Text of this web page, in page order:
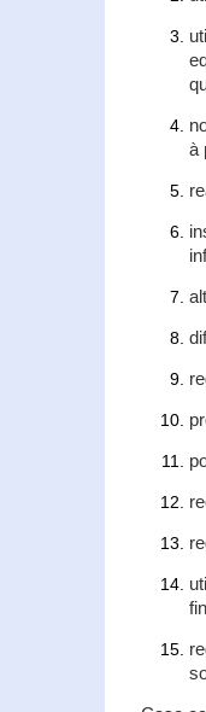
à